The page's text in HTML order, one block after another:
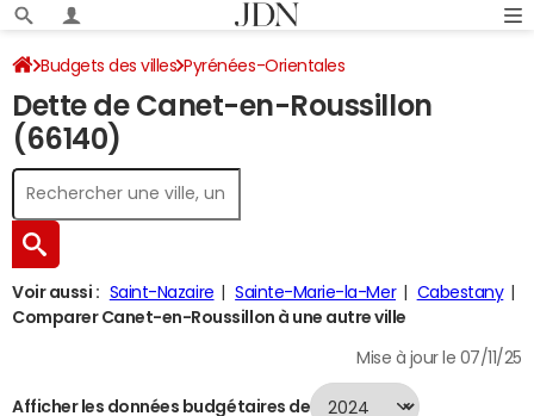
Budgets des villes Pyrénées-Orientales
Canet-en-Roussillon Dette au 31/12/2024
Dette de Canet-en-Roussillon
(66140)
Voir aussi : Saint-Nazaire Sainte-Marie-la-Mer
Cabestany
Comparer Canet-en-Roussillon à une autre ville
Mise à jour le 07/11/25
Afficher les données budgétaires de